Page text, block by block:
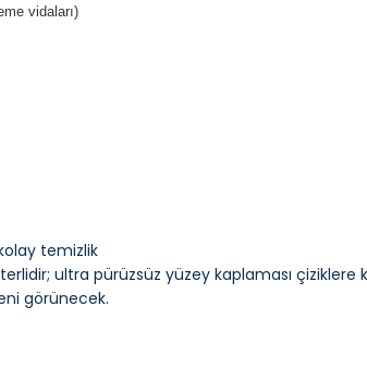
vidaları)
temizlik
ultra pürüzsüz yüzey kaplaması çiziklere
görünecek.